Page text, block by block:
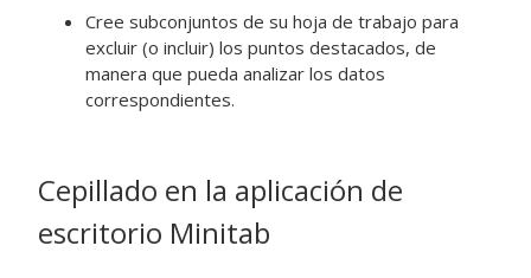
Cree subconjuntos de su hoja de trabajo para
excluir (o incluir) los puntos destacados, de
manera que pueda analizar los datos
correspondientes.
Cepillado en la aplicación de
escritorio Minitab